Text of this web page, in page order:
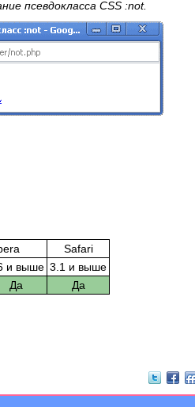
псевдокласса CSS :not.
Safari
и выше 3.1 и выше
Да Да